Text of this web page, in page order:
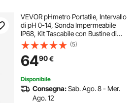
VEVOR pHmetro Portatile, Intervallo
di pH 0-14, Sonda Impermeabile
IP68, Kit Tascabile con Bustine di
Polvere di Calibrazione, Display VA,
per Test di Acidità Acqua Potabile
Idroponica e Acquario
(5)
6490€
Disponibile
Consegna:Sab. Ago. 8 - Mer.
Ago. 12